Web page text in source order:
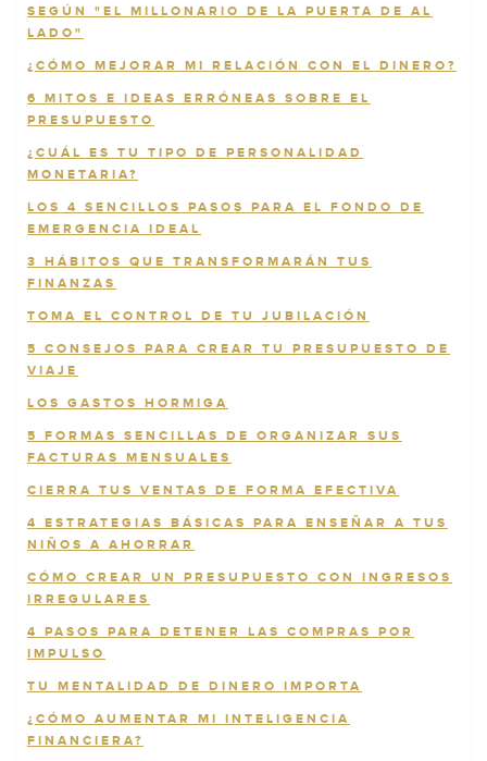
SEGÚN "EL MILLONARIO DE LA PUERTA DE AL
LADO"
¿CÓMO MEJORAR MI RELACIÓN CON EL DINERO?
6 MITOS E IDEAS ERRÓNEAS SOBRE EL
PRESUPUESTO
¿CUÁL ES TU TIPO DE PERSONALIDAD
MONETARIA?
LOS 4 SENCILLOS PASOS PARA EL FONDO DE
EMERGENCIA IDEAL
3 HÁBITOS QUE TRANSFORMARÁN TUS
FINANZAS
TOMA EL CONTROL DE TU JUBILACIÓN
5 CONSEJOS PARA CREAR TU PRESUPUESTO DE
VIAJE
LOS GASTOS HORMIGA
5 FORMAS SENCILLAS DE ORGANIZAR SUS
FACTURAS MENSUALES
CIERRA TUS VENTAS DE FORMA EFECTIVA
4 ESTRATEGIAS BÁSICAS PARA ENSEÑAR A TUS
NIÑOS A AHORRAR
CÓMO CREAR UN PRESUPUESTO CON INGRESOS
IRREGULARES
4 PASOS PARA DETENER LAS COMPRAS POR
IMPULSO
TU MENTALIDAD DE DINERO IMPORTA
¿CÓMO AUMENTAR MI INTELIGENCIA
FINANCIERA?